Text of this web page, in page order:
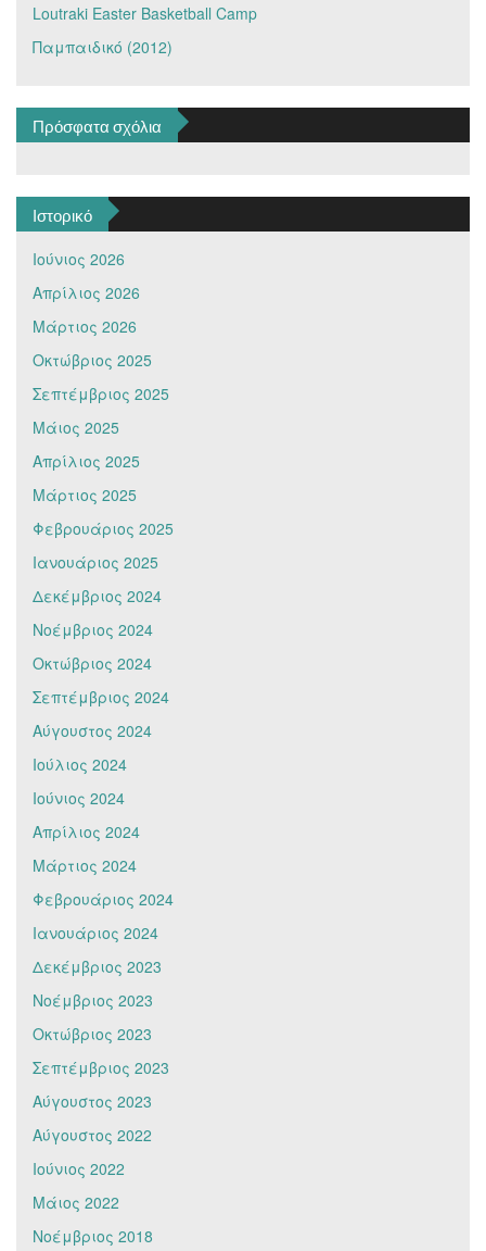
Loutraki Easter Basketball Camp
Παμπαιδικό (2012)
Πρόσφατα σχόλια
Ιστορικό
Ιούνιος 2026
Απρίλιος 2026
Μάρτιος 2026
Οκτώβριος 2025
Σεπτέμβριος 2025
Μάιος 2025
Απρίλιος 2025
Μάρτιος 2025
Φεβρουάριος 2025
Ιανουάριος 2025
Δεκέμβριος 2024
Νοέμβριος 2024
Οκτώβριος 2024
Σεπτέμβριος 2024
Αύγουστος 2024
Ιούλιος 2024
Ιούνιος 2024
Απρίλιος 2024
Μάρτιος 2024
Φεβρουάριος 2024
Ιανουάριος 2024
Δεκέμβριος 2023
Νοέμβριος 2023
Οκτώβριος 2023
Σεπτέμβριος 2023
Αύγουστος 2023
Αύγουστος 2022
Ιούνιος 2022
Μάιος 2022
Νοέμβριος 2018